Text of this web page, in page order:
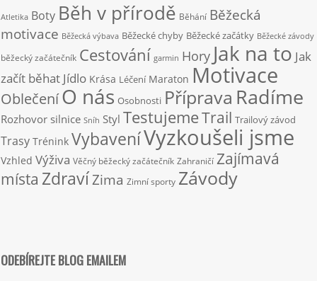
Atletika Boty Běh v přírodě Běhání Běžecká
motivace Běžecká výbava Běžecké chyby Běžecké začátky Běžecké závody
běžecký začátečník Cestování garmin Hory Jak na to Jak
začít běhat Jídlo Krása Léčení Maraton Motivace
OblečeníO nás Osobnosti Příprava Radíme
Rozhovor silnice Sníh Styl TestujemeTrail Trailový závod
Trasy Trénink VybaveníVyzkoušeli jsme
Vzhled Výživa Věčný běžecký začátečník Zahraničí Zajímavá
místa ZdravíZima Zimní sporty Závody
ODEBÍREJTE BLOG EMAILEM